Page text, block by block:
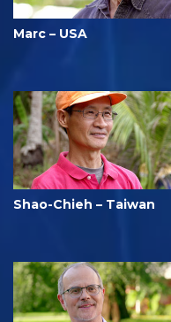
Marc – USA
Shao-Chieh – Taiwan